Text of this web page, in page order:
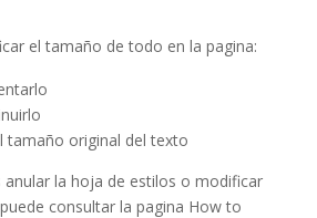
el tamaño de todo en la pagina:
tamaño original del texto
anular la hoja de estilos o modificar
consultar la pagina How to